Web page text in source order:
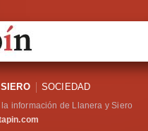
SIERO SOCIEDAD
información de Llanera y Siero